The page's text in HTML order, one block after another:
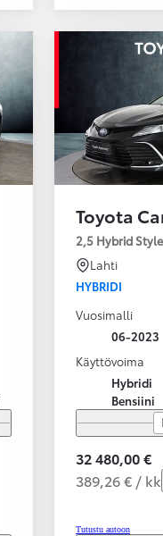
Toyota
2,5 Hybrid Style
Lahti
HYBRIDI
Vuosimalli
06-2023
Käyttövoima
Hybridi
Bensiini
32 480,00 €
389,26 € / kk
Tutustu autoon